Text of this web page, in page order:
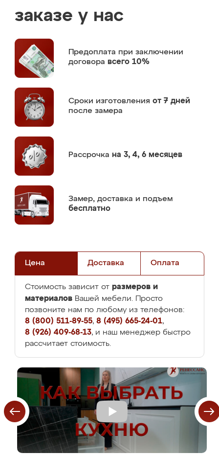
заказе у нас
Предоплата при заключении
договора всего 10%
Сроки изготовления от 7 дней
после замера
Рассрочка на 3, 4, 6 месяцев
Замер, доставка и подъем
бесплатно
Цена Доставка Оплата
Стоимость зависит от размеров и
материалов Вашей мебели. Просто
позвоните нам по любому из телефонов:
8 (800) 511-89-55, 8 (495) 665-24-01,
8 (926) 409-68-13, и наш менеджер быстро
рассчитает стоимость.